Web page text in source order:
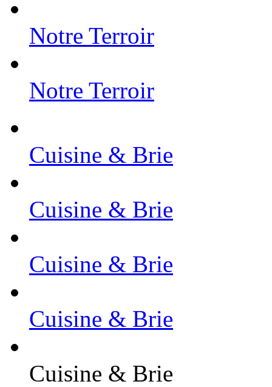
Notre Terroir
Notre Terroir
Cuisine & Brie
Cuisine & Brie
Cuisine & Brie
Cuisine & Brie
Cuisine & Brie